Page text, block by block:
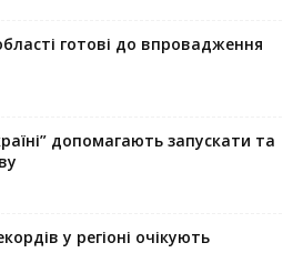
готові до впровадження
допомагають запускaти та
у регіоні очікують